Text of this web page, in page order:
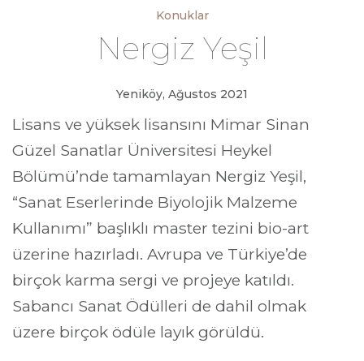
Konuklar
Nergiz Yeşil
Yeniköy, Ağustos 2021
Lisans ve yüksek lisansını Mimar Sinan
Güzel Sanatlar Üniversitesi Heykel
Bölümü’nde tamamlayan Nergiz Yeşil,
“Sanat Eserlerinde Biyolojik Malzeme
Kullanımı” başlıklı master tezini bio-art
üzerine hazırladı. Avrupa ve Türkiye’de
birçok karma sergi ve projeye katıldı.
Sabancı Sanat Ödülleri de dahil olmak
üzere birçok ödüle layık görüldü.